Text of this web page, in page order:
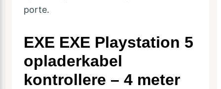
porte.
EXE EXE Playstation 5
opladerkabel
kontrollere – 4 meter